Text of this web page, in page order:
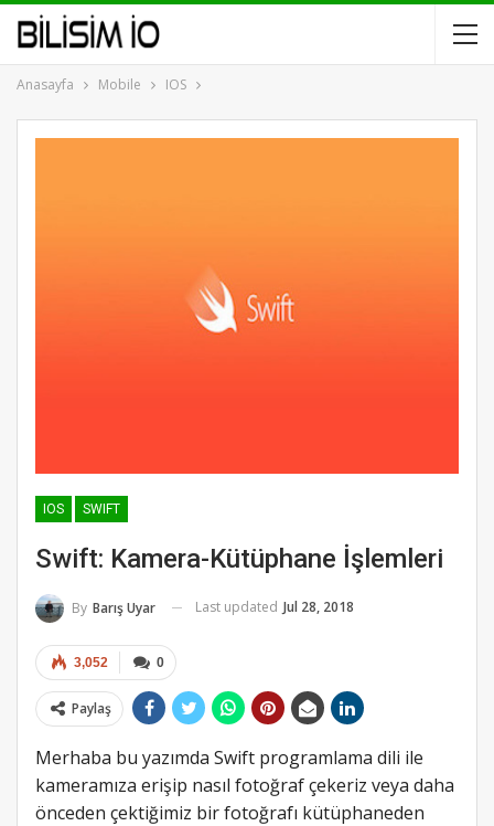
Anasayfa Mobile IOS
IOS SWIFT
Swift: Kamera-Kütüphane İşlemleri
By Barış Uyar Last updated Jul 28, 2018
0
3,052
Paylaş
Merhaba bu yazımda Swift programlama dili ile
kameramıza erişip nasıl fotoğraf çekeriz veya daha
önceden çektiğimiz bir fotoğrafı kütüphaneden